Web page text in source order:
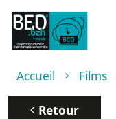
Aller au contenu
Fil
Accueil Films
Retour